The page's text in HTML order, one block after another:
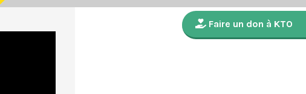
Faire un don à KTO